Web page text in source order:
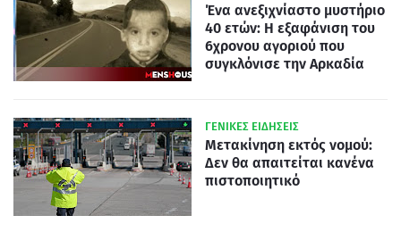
Ένα ανεξιχνίαστο μυστήριο
40 ετών: Η εξαφάνιση του
6χρονου αγοριού που
συγκλόνισε την Αρκαδία
ΓΕΝΙΚΕΣ ΕΙΔΗΣΕΙΣ
Μετακίνηση εκτός νομού:
Δεν θα απαιτείται κανένα
πιστοποιητικό